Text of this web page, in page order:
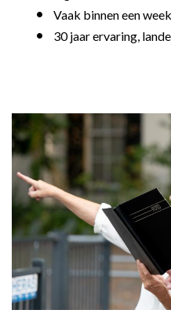
Vaak binnen een
30 jaar ervaring,